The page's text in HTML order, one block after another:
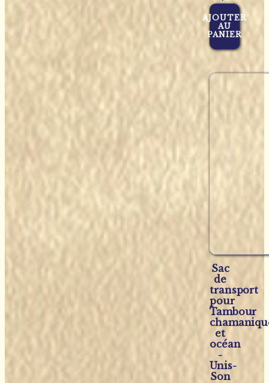
AJOUTER
AU
PANIER
Sac
de
transport
pour
Tambour
et
océan
-
Unis-
Son